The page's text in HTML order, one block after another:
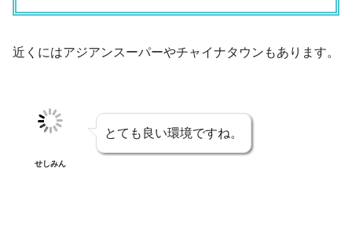
近くにはアジアンスーパーやチャイナタウンもあります。
せしみん
とても良い環境ですね。